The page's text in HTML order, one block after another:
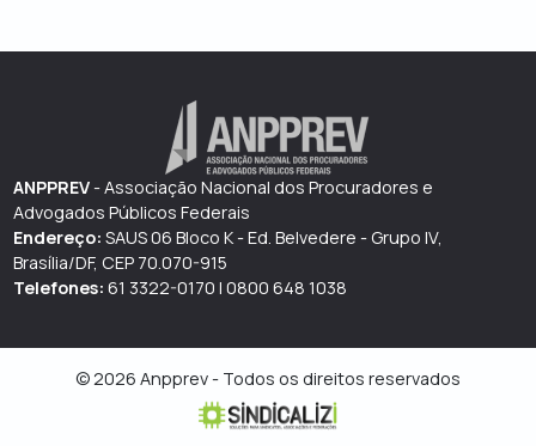
ANPPREV- Associação Nacional dos Procuradores e
Advogados Públicos Federais
Endereço: SAUS 06 Bloco K - Ed. Belvedere - Grupo IV,
Brasília/DF, CEP 70.070-915
Telefones: 61 3322-0170 | 0800 648 1038
© 2026 Anpprev - Todos os direitos reservados